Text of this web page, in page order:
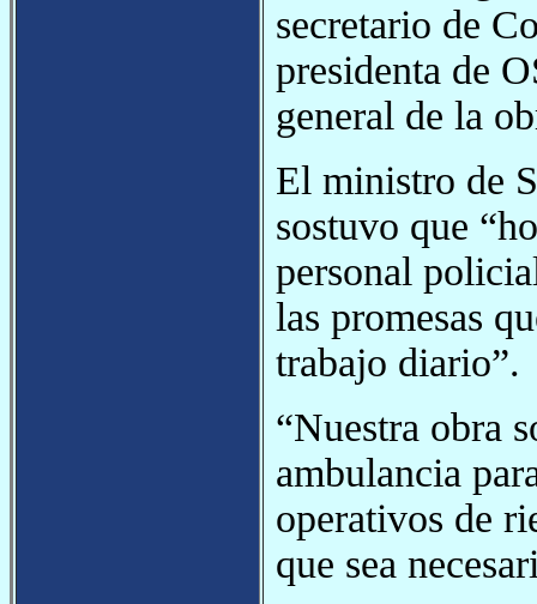
secretario de
presidenta de
general de la
El ministro de
sostuvo que
personal
las promesas
trabajo diario”.
“Nuestra obra
ambulancia
operativos de
que sea